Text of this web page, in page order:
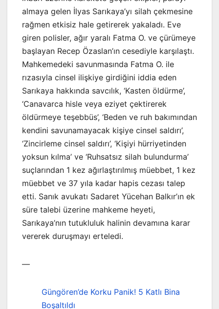
almaya gelen İlyas Sarıkaya’yı silah çekmesine
rağmen etkisiz hale getirerek yakaladı. Eve
giren polisler, ağır yaralı Fatma O. ve çürümeye
başlayan Recep Özaslan’ın cesediyle karşılaştı.
Mahkemedeki savunmasında Fatma O. ile
rızasıyla cinsel ilişkiye girdiğini iddia eden
Sarıkaya hakkında savcılık, ‘Kasten öldürme’,
‘Canavarca hisle veya eziyet çektirerek
öldürmeye teşebbüs’, ‘Beden ve ruh bakımından
kendini savunamayacak kişiye cinsel saldırı’,
‘Zincirleme cinsel saldırı’, ‘Kişiyi hürriyetinden
yoksun kılma’ ve ‘Ruhsatsız silah bulundurma’
suçlarından 1 kez ağırlaştırılmış müebbet, 1 kez
müebbet ve 37 yıla kadar hapis cezası talep
etti. Sanık avukatı Sadaret Yücehan Balkır’ın ek
süre talebi üzerine mahkeme heyeti,
Sarıkaya’nın tutukluluk halinin devamına karar
vererek duruşmayı erteledi.
—
Güngören’de Korku Panik! 5 Katlı Bina
Boşaltıldı